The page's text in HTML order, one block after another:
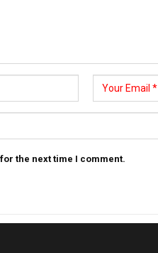
the next time I comment.